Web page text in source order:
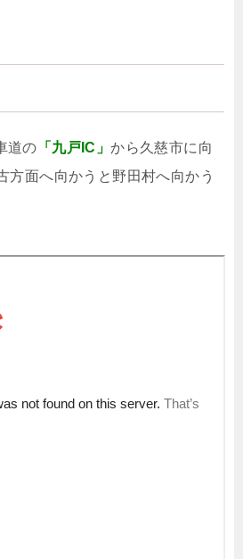
道の 「九戸IC」から久慈市に向
方面へ向かうと 野田村へ向かう